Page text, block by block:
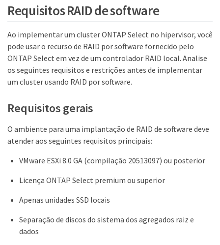
Requisitos RAID de software
Ao implementar um cluster ONTAP Select no hipervisor, você
pode usar o recurso de RAID por software fornecido pelo
ONTAP Select em vez de um controlador RAID local. Analise
os seguintes requisitos e restrições antes de implementar
um cluster usando RAID por software.
Requisitos gerais
O ambiente para uma implantação de RAID de software deve
atender aos seguintes requisitos principais:
VMware ESXi 8.0 GA (compilação 20513097) ou posterior
Licença ONTAP Select premium ou superior
Apenas unidades SSD locais
Separação de discos do sistema dos agregados raiz e
dados